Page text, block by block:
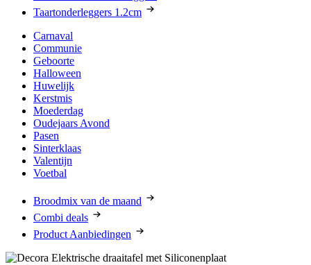
Taartonderleggers 1.2cm
Carnaval
Communie
Geboorte
Halloween
Huwelijk
Kerstmis
Moederdag
Oudejaars Avond
Pasen
Sinterklaas
Valentijn
Voetbal
Broodmix van de maand
Combi deals
Product Aanbiedingen